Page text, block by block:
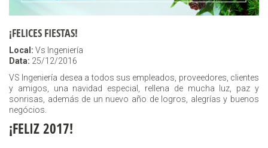
¡FELICES FIESTAS!
Local: Vs Ingeniería
Data: 25/12/2016
VS Ingeniería desea a todos sus empleados, proveedores, clientes
y amigos, una navidad especial, rellena de mucha luz, paz y
sonrisas, además de un nuevo año de logros, alegrías y buenos
negócios.
¡FELIZ 2017!